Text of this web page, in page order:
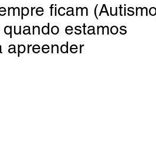
ficam
estamos
apreender